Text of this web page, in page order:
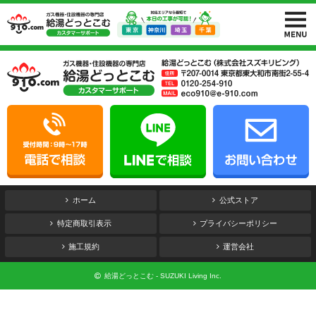
ホーム 公式ストア
特定商取引表示 プライバシーポリシー
施工規約 運営会社
給湯どっとこむ - SUZUKI Living Inc.